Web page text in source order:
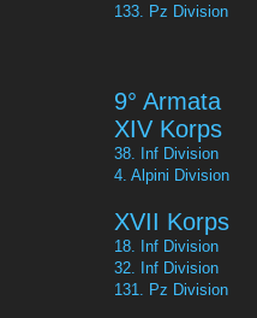
133. Pz Division
9° Armata
XIV Korps
38. Inf Division
4. Alpini Division
XVII Korps
18. Inf Division
32. Inf Division
131. Pz Division